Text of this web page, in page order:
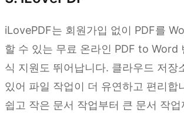
iLovePDF는 회원가입 없이 PDF를
할 수 있는 무료 온라인 PDF to Word
식 지원도 뛰어납니다. 클라우드 저장
있어 파일 작업이 더 유연하고 편리합
쉽고 작은 문서 작업부터 큰 문서 작